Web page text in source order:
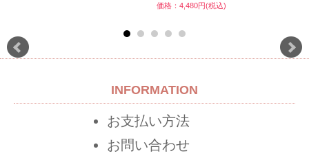
価格：4,480円(税込)
INFORMATION
お支払い方法
お問い合わせ